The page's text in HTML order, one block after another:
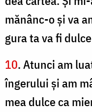
mănânc-o şi va
gura ta va fi
10. Atunci am
îngerului şi am
mea dulce ca